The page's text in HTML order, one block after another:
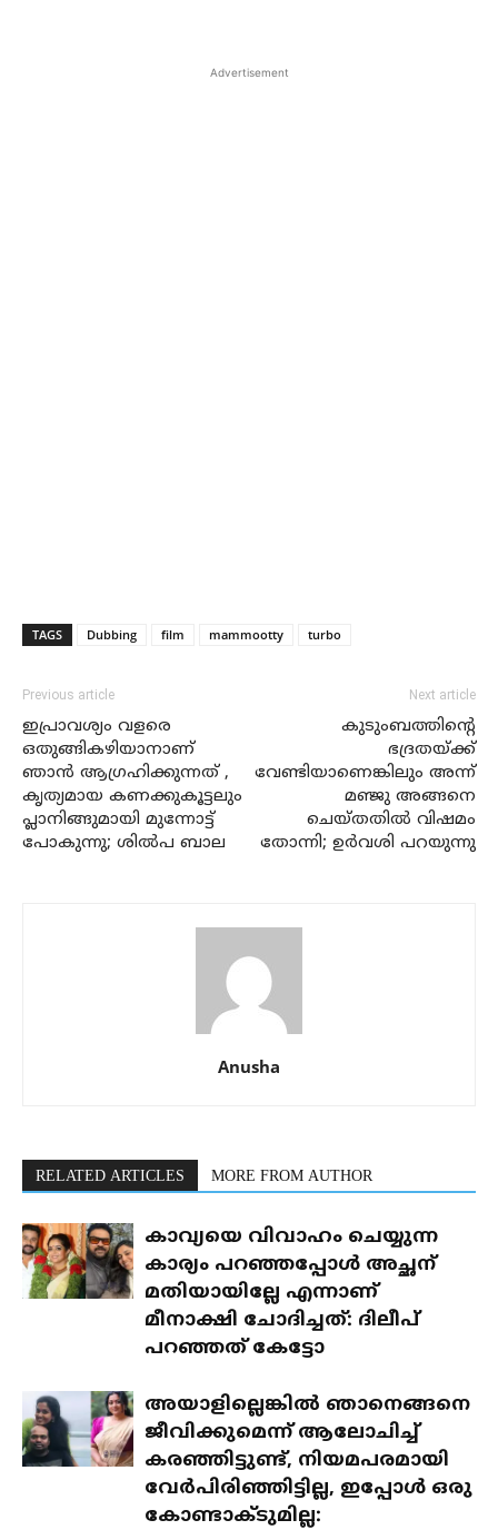
Advertisement
TAGS Dubbing film mammootty turbo
Previous article
ഇപ്രാവശ്യം വളരെ
ഒതുങ്ങികഴിയാനാണ്
ഞാന്‍ ആഗ്രഹിക്കുന്നത് ,
കൃത്യമായ കണക്കുകൂട്ടലും
പ്ലാനിങ്ങുമായി മുന്നോട്ട്
പോകുന്നു; ശില്‍പ ബാല
Next article
കുടുംബത്തിന്റെ
ഭദ്രതയ്ക്ക്
വേണ്ടിയാണെങ്കിലും അന്ന്
മഞ്ജു അങ്ങനെ
ചെയ്തതില്‍ വിഷമം
തോന്നി; ഉര്‍വശി പറയുന്നു
Anusha
RELATED ARTICLES MORE FROM AUTHOR
കാവ്യയെ വിവാഹം ചെയ്യുന്ന
കാര്യം പറഞ്ഞപ്പോൾ അച്ഛന്
മതിയായില്ലേ എന്നാണ്
മീനാക്ഷി ചോദിച്ചത്: ദിലീപ്
പറഞ്ഞത് കേട്ടോ
അയാളില്ലെങ്കിൽ ഞാനെങ്ങനെ
ജീവിക്കുമെന്ന് ആലോചിച്ച്
കരഞ്ഞിട്ടുണ്ട്, നിയമപരമായി
വേർപിരിഞ്ഞിട്ടില്ല, ഇപ്പോൾ ഒരു
കോണ്ടാക്ടുമില്ല: